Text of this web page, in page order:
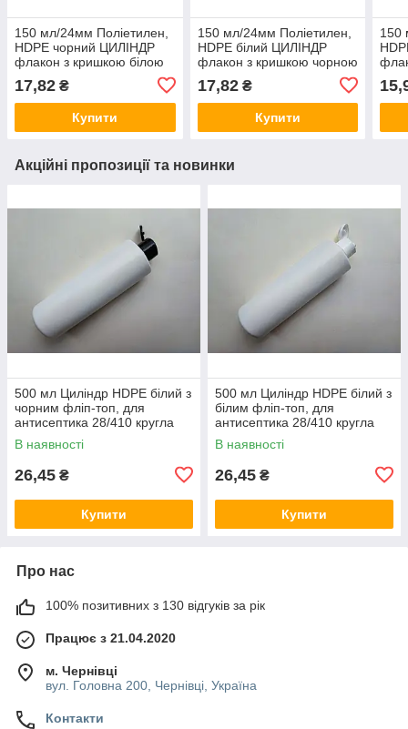
150 мл/24мм Поліетилен,
HDPE чорний ЦИЛІНДР
флакон з кришкою білою
пляшка флакон,
пластиковий,
пластмасовий
17,82 ₴
Купити
150 мл/24мм Поліетилен,
HDPE білий ЦИЛІНДР
флакон з кришкою чорною
пляшка флакон,
пластиковий,
пластмасовий
17,82₴
Купити
150
Акційні пропозиції та новинки
500 мл Циліндр HDPE білий з
чорним фліп-топ, для
антисептика 28/410 кругла
пляшка, флакон, баночка
В наявності
26,45 ₴
Купити
500 мл Циліндр HDPE білий з
білим фліп-топ, для
антисептика 28/410 кругла
пляшка, флакон, баночка
В наявності
26,45 ₴
Купити
Про нас
100% позитивних з 130 відгуків за рік
Працює з 21.04.2020
м. Чернівці
вул. Головна 200, Чернівці, Україна
Контакти